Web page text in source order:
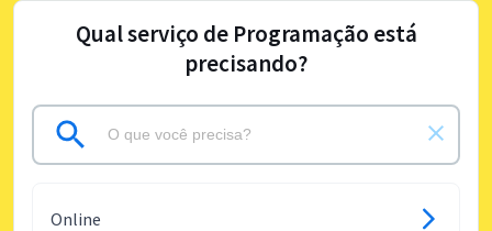
Qual serviço de Programação está
precisando?
Online